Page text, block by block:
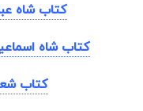
کتاب شاه
کتاب شاه
کتاب